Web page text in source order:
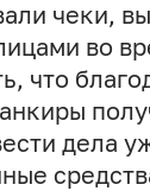
чеки,
во
что
дела